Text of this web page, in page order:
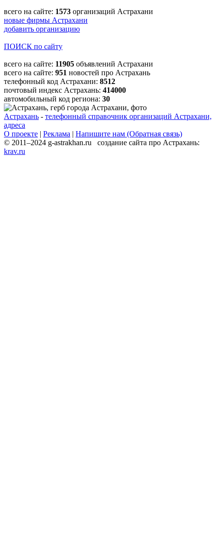
всего на сайте: 1573 организаций Астрахани
новые фирмы Астрахани
добавить организацию
ПОИСК по сайту
всего на сайте: 11905 объявлений Астрахани
всего на сайте: 951 новостей про Астрахань
телефонный код Астрахани: 8512
почтовый индекс Астрахань: 414000
автомобильный код региона: 30
Астрахань - телефонный справочник организаций Астрахани,
адреса
О проекте | Реклама | Напишите нам (Обратная связь)
© 2011–2024 g-astrakhan.ru создание сайта про Астрахань:
krav.ru